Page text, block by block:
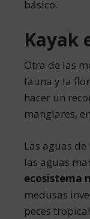
básico.
Kayak
Otra de las
fauna y la
hacer un
manglares,
Las aguas
las aguas
ecosistema
medusas
peces